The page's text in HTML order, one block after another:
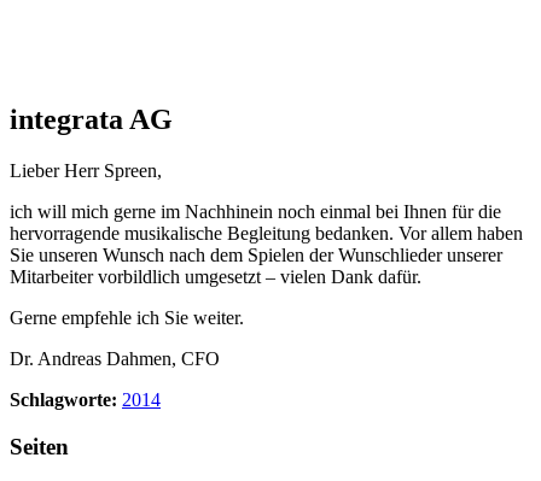
integrata AG
Lieber Herr Spreen,
ich will mich gerne im Nachhinein noch einmal bei Ihnen für die
hervorragende musikalische Begleitung bedanken. Vor allem haben
Sie unseren Wunsch nach dem Spielen der Wunschlieder unserer
Mitarbeiter vorbildlich umgesetzt – vielen Dank dafür.
Gerne empfehle ich Sie weiter.
Dr. Andreas Dahmen, CFO
Schlagworte: 2014
Seiten